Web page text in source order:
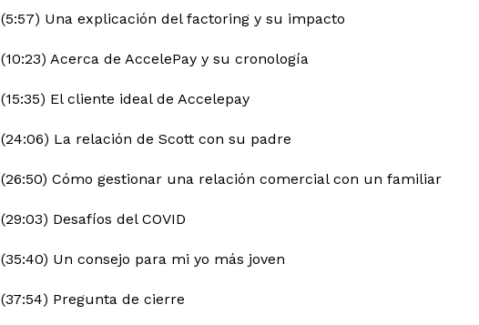
(5:57) Una explicación del factoring y su impacto
(10:23) Acerca de AccelePay y su cronología
(15:35) El cliente ideal de Accelepay
(24:06) La relación de Scott con su padre
(26:50) Cómo gestionar una relación comercial con un familiar
(29:03) Desafíos del COVID
(35:40) Un consejo para mi yo más joven
(37:54) Pregunta de cierre